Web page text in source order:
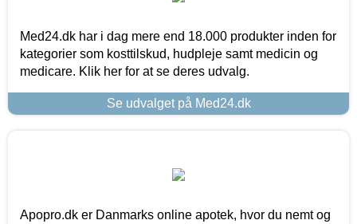
Med24.dk har i dag mere end 18.000 produkter inden for
kategorier som kosttilskud, hudpleje samt medicin og
medicare. Klik her for at se deres udvalg.
Se udvalget på Med24.dk
Apopro.dk er Danmarks online apotek, hvor du nemt og